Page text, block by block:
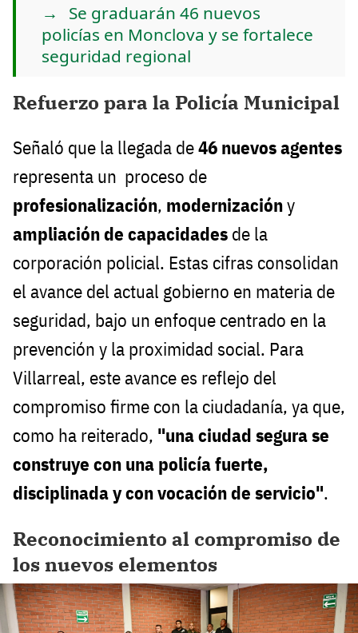
Se graduarán 46 nuevos
policías en Monclova y se fortalece
seguridad regional
Refuerzo para la Policía Municipal
Señaló que la llegada de46 nuevos agentes
representa un proceso de
profesionalización, modernizacióny
ampliación de capacidades de la
corporación policial. Estas cifras consolidan
el avance del actual gobierno en materia de
seguridad, bajo un enfoque centrado en la
prevención y la proximidad social. Para
Villarreal, este avance es reflejo del
compromiso firme con la ciudadanía, ya que,
como ha reiterado, "una ciudad segura se
construye con una policía fuerte,
disciplinada y con vocación de servicio".
Reconocimiento al compromiso de
los nuevos elementos